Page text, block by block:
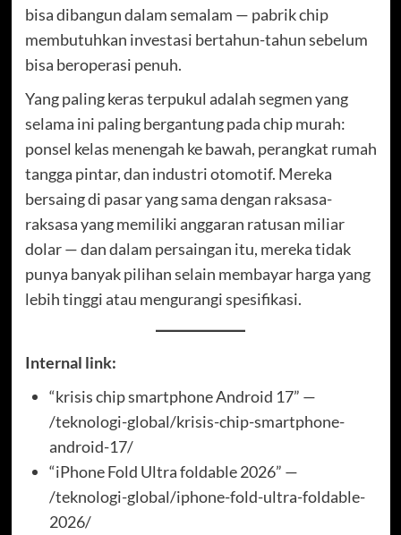
bisa dibangun dalam semalam — pabrik chip
membutuhkan investasi bertahun-tahun sebelum
bisa beroperasi penuh.
Yang paling keras terpukul adalah segmen yang
selama ini paling bergantung pada chip murah:
ponsel kelas menengah ke bawah, perangkat rumah
tangga pintar, dan industri otomotif. Mereka
bersaing di pasar yang sama dengan raksasa-
raksasa yang memiliki anggaran ratusan miliar
dolar — dan dalam persaingan itu, mereka tidak
punya banyak pilihan selain membayar harga yang
lebih tinggi atau mengurangi spesifikasi.
Internal link:
“krisis chip smartphone Android 17” —
/teknologi-global/krisis-chip-smartphone-
android-17/
“iPhone Fold Ultra foldable 2026” —
/teknologi-global/iphone-fold-ultra-foldable-
2026/